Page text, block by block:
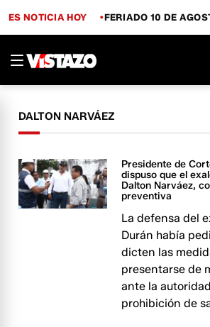
ES NOTICIA HOY FERIADO 10 DE
DALTON NARVÁEZ
Presidente de
dispuso que el
Dalton Narváez,
preventiva
La defensa del
Durán había
dicten las
presentarse de
ante la
prohibición de